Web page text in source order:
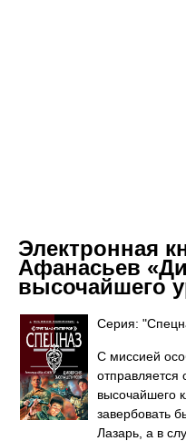
Электронная
Афанасьев
высочайшего
Серия:
С миссией
отправляется
высочайшего
завербовать
Лазарь, а в